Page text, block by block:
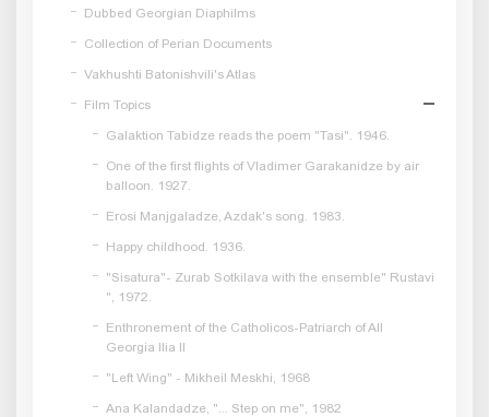
Dubbed Georgian Diaphilms
Collection of Perian Documents
Vakhushti Batonishvili's Atlas
Film Topics
Galaktion Tabidze reads the poem "Tasi". 1946.
One of the first flights of Vladimer Garakanidze by air
balloon. 1927.
Erosi Manjgaladze, Azdak's song. 1983.
Happy childhood. 1936.
"Sisatura"- Zurab Sotkilava with the ensemble" Rustavi
", 1972.
Enthronement of the Catholicos-Patriarch of All
Georgia Ilia II
"Left Wing" - Mikheil Meskhi, 1968
Ana Kalandadze, "... Step on me", 1982